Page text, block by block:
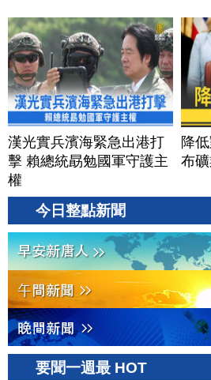
漢光實兵濱海緊急出港打
擊 賴總統勗勉國軍守護主
權
降
布
今日整點新聞
要聞一週最 HOT